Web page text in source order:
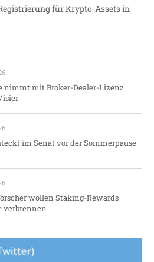
für Krypto-Assets in
nimmt mit Broker-Dealer-Lizenz
im Senat vor der Sommerpause
wollen Staking-Rewards
verbrennen